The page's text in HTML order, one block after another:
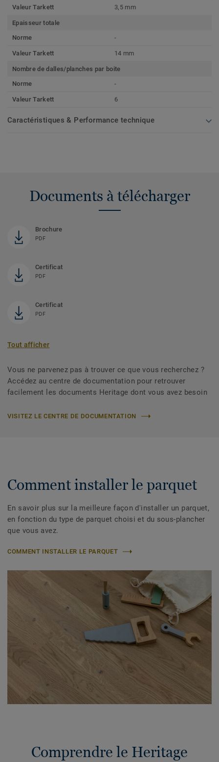
Valeur Tarkett 3,5 mm
Epaisseur totale
Norme
-
Valeur Tarkett 14 mm
Nombre de dalles/planches par boite
Norme
-
Valeur Tarkett 6
Caractéristiques & Performance technique
Documents à télécharger
Brochure
PDF
Certificat
PDF
Certificat
PDF
Tout afficher
Vous ne parvenez pas à trouver ce que vous recherchez ?
Accédez au centre de documentation pour retrouver
facilement les documents Heritage dont vous avez besoin
VISITEZ LE CENTRE DE DOCUMENTATION
Comment installer le parquet
En savoir plus sur la meilleure façon d'installer un parquet,
en fonction du type de parquet choisi et du sous-plancher
que vous avez.
COMMENT INSTALLER LE PARQUET
Comprendre le Heritage